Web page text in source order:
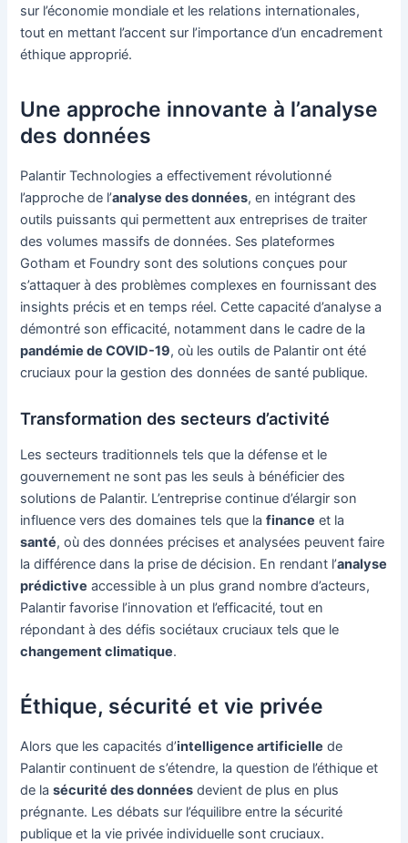
sur l’économie mondiale et les relations internationales,
tout en mettant l’accent sur l’importance d’un encadrement
éthique approprié.
Une approche innovante à l’analyse
des données
Palantir Technologies a effectivement révolutionné
l’approche de l’analyse des données, en intégrant des
outils puissants qui permettent aux entreprises de traiter
des volumes massifs de données. Ses plateformes
Gotham et Foundry sont des solutions conçues pour
s’attaquer à des problèmes complexes en fournissant des
insights précis et en temps réel. Cette capacité d’analyse a
démontré son efficacité, notamment dans le cadre de la
pandémie de COVID-19, où les outils de Palantir ont été
cruciaux pour la gestion des données de santé publique.
Transformation des secteurs d’activité
Les secteurs traditionnels tels que la défense et le
gouvernement ne sont pas les seuls à bénéficier des
solutions de Palantir. L’entreprise continue d’élargir son
influence vers des domaines tels que lafinance et la
santé, où des données précises et analysées peuvent faire
la différence dans la prise de décision. En rendant l’analyse
prédictive accessible à un plus grand nombre d’acteurs,
Palantir favorise l’innovation et l’efficacité, tout en
répondant à des défis sociétaux cruciaux tels que le
changement climatique.
Éthique, sécurité et vie privée
Alors que les capacités d’intelligence artificielle de
Palantir continuent de s’étendre, la question de l’éthique et
de lasécurité des données devient de plus en plus
prégnante. Les débats sur l’équilibre entre la sécurité
publique et la vie privée individuelle sont cruciaux.